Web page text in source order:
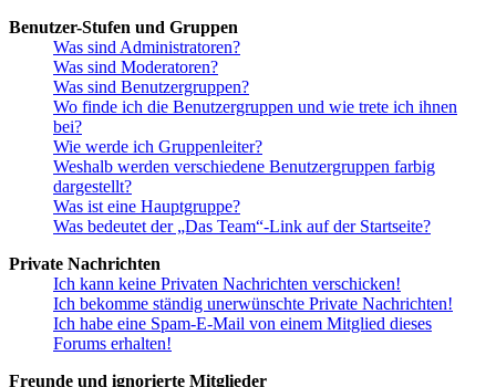
Benutzer-Stufen und Gruppen
Was sind Administratoren?
Was sind Moderatoren?
Was sind Benutzergruppen?
Wo finde ich die Benutzergruppen und wie trete ich ihnen
bei?
Wie werde ich Gruppenleiter?
Weshalb werden verschiedene Benutzergruppen farbig
dargestellt?
Was ist eine Hauptgruppe?
Was bedeutet der „Das Team“-Link auf der Startseite?
Private Nachrichten
Ich kann keine Privaten Nachrichten verschicken!
Ich bekomme ständig unerwünschte Private Nachrichten!
Ich habe eine Spam-E-Mail von einem Mitglied dieses
Forums erhalten!
Freunde und ignorierte Mitglieder